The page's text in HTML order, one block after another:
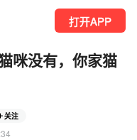
打开APP
咪没有，你家猫
关注